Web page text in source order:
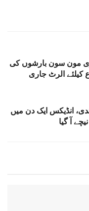
مون سون بارشوں کی
کیلئے الرٹ جاری
انڈیکس ایک دن میں
آ گیا